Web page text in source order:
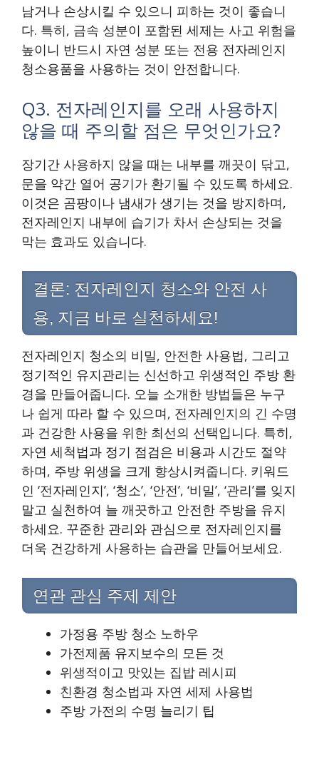
남거나 손상시킬 수 있으니 피하는 것이 좋습니
다. 특히, 금속 성분이 포함된 세제는 사고 위험을
높이니 반드시 자연 성분 또는 전용 전자레인지
청소용품을 사용하는 것이 안전합니다.
Q3. 전자레인지를 오래 사용하지
않을 때 주의할 점은 무엇인가요?
장기간 사용하지 않을 때는 내부를 깨끗이 닦고,
문을 약간 열어 공기가 환기될 수 있도록 하세요.
이것은 곰팡이나 냄새가 생기는 것을 방지하며,
전자레인지 내부에 습기가 차서 손상되는 것을
막는 효과도 있습니다.
결론: 전자레인지 청소와 안전 사
용, 지금 바로 실천하세요!
전자레인지 청소의 비밀, 안전한 사용법, 그리고
정기적인 유지관리는 신선하고 위생적인 주방 환
경을 만들어줍니다. 오늘 소개한 방법들은 누구
나 쉽게 따라 할 수 있으며, 전자레인지의 긴 수명
과 건강한 사용을 위한 최선의 선택입니다. 특히,
자연 세척법과 정기 점검은 비용과 시간도 절약
하며, 주방 위생을 크게 향상시켜줍니다. 키워드
인 ‘전자레인지’, ‘청소’, ‘안전’, ‘비밀’, ‘관리’를 잊지
말고 실천하여 늘 깨끗하고 안전한 주방을 유지
하세요. 꾸준한 관리와 관심으로 전자레인지를
더욱 건강하게 사용하는 습관을 만들어보세요.
연관 관심 주제 제안
가정용 주방 청소 노하우
가전제품 유지보수의 모든 것
위생적이고 맛있는 집밥 레시피
친환경 청소법과 자연 세제 사용법
주방 가전의 수명 늘리기 팁